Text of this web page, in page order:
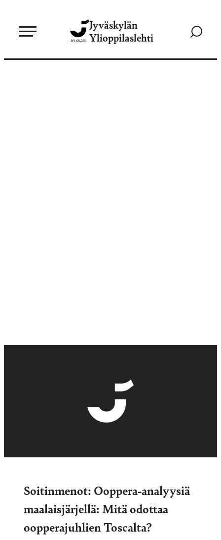
sisältöön
Jyväskylän
Ylioppilaslehti
Siirry
Soitinmenot: Ooppera-analyysiä
maalaisjärjellä: Mitä odottaa
oopperajuhlien Toscalta?